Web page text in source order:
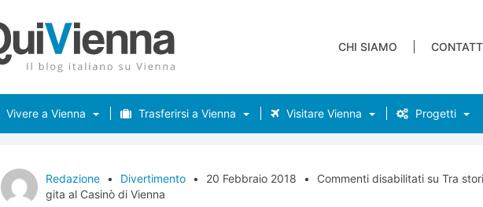
CHI SIAMO
Vivere a Vienna Trasferirsi a Vienna Visitare Vienna Progetti
Redazione • Divertimento • 20 Febbraio 2018 • Commenti disabilitatisu Tra
gita al Casinò di Vienna